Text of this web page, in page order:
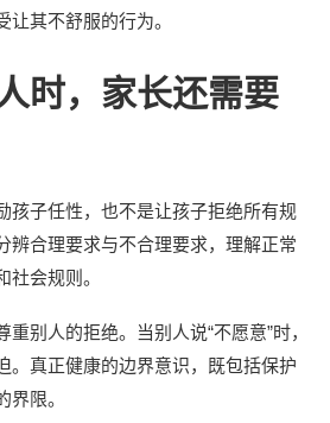
让其不舒服的行为。
时，家长还需要
孩子任性，也不是让孩子拒绝所有规
辨合理要求与不合理要求，理解正常
社会规则。
别人的拒绝。当别人说“不愿意”时，
。真正健康的边界意识，既包括保护
界限。